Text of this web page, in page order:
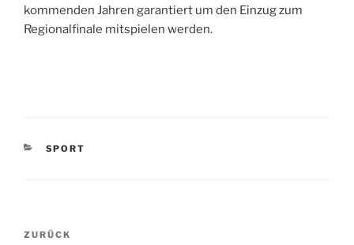
kommenden Jahren garantiert um den Einzug zum
Regionalfinale mitspielen werden.
KATEGORIEN
SPORT
Beitragsnavigation
Vorheriger
ZURÜCK